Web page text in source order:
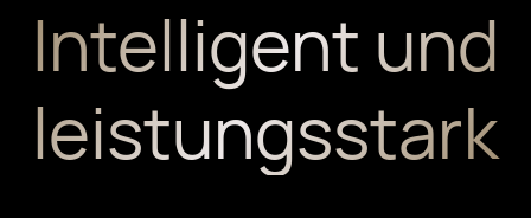
Intelligent und
leistungsstark